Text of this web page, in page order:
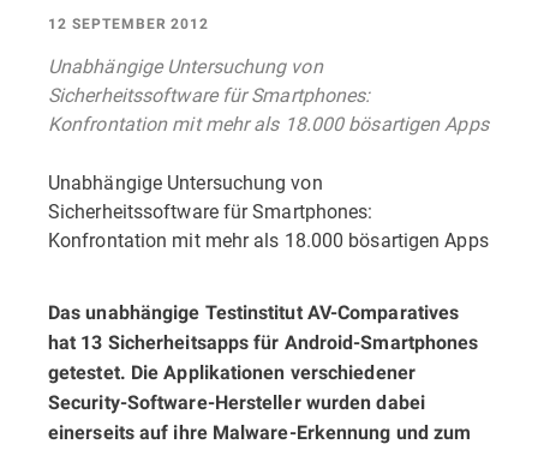
12 SEPTEMBER 2012
Unabhängige Untersuchung von
Sicherheitssoftware für Smartphones:
Konfrontation mit mehr als 18.000 bösartigen Apps
Unabhängige Untersuchung von
Sicherheitssoftware für Smartphones:
Konfrontation mit mehr als 18.000 bösartigen Apps
Das unabhängige Testinstitut AV-Comparatives
hat 13 Sicherheitsapps für Android-Smartphones
getestet. Die Applikationen verschiedener
Security-Software-Hersteller wurden dabei
einerseits auf ihre Malware-Erkennung und zum